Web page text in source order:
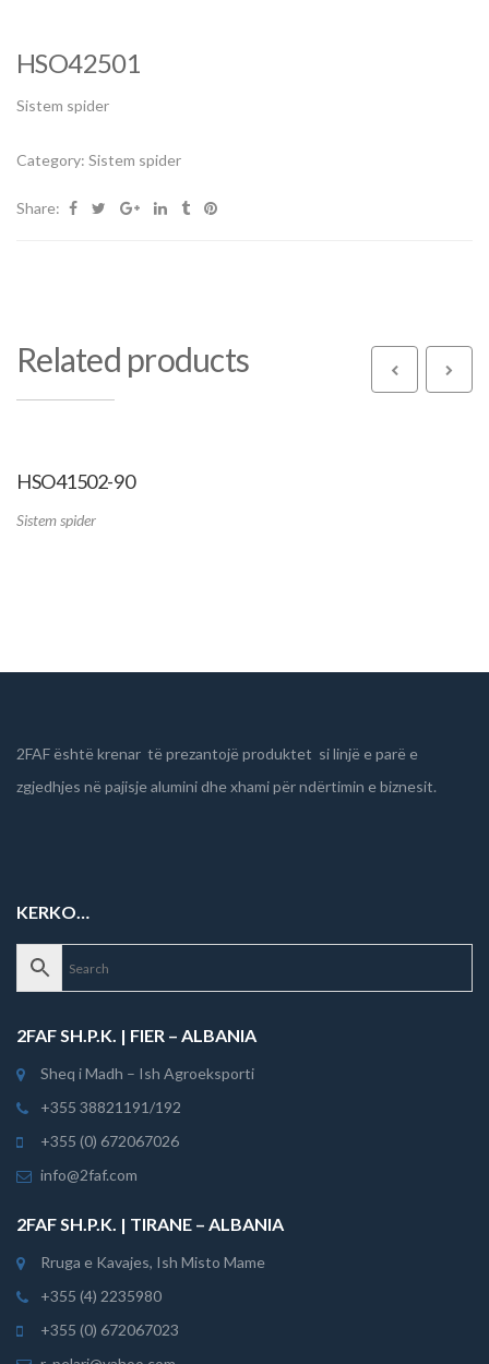
HSO42501
Sistem spider
Category: Sistem spider
Share:
Related products
HSO41502-90
Sistem spider
2FAF është krenar të prezantojë produktet si linjë e parë e
zgjedhjes në pajisje alumini dhe xhami për ndërtimin e biznesit.
KERKO…
2FAF SH.P.K. | FIER – ALBANIA
Sheq i Madh – Ish Agroeksporti
+355 38821191/192
+355 (0) 672067026
info@2faf.com
2FAF SH.P.K. | TIRANE – ALBANIA
Rruga e Kavajes, Ish Misto Mame
+355 (4) 2235980
+355 (0) 672067023